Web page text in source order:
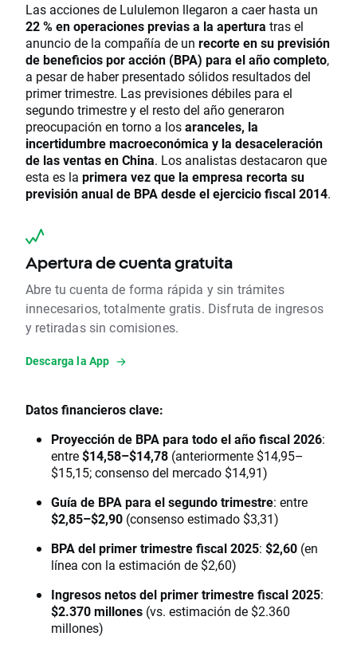
Las acciones de Lululemon llegaron a caer hasta un
22 % en operaciones previas a la apertura tras el
anuncio de la compañía de un recorte en su previsión
de beneficios por acción (BPA) para el año completo,
a pesar de haber presentado sólidos resultados del
primer trimestre. Las previsiones débiles para el
segundo trimestre y el resto del año generaron
preocupación en torno a losaranceles, la
incertidumbre macroeconómica y la desaceleración
de las ventas en China. Los analistas destacaron que
esta es la primera vez que la empresa recorta su
previsión anual de BPA desde el ejercicio fiscal 2014.
Apertura de cuenta gratuita
Abre tu cuenta de forma rápida y sin trámites
innecesarios, totalmente gratis. Disfruta de ingresos
y retiradas sin comisiones.
Descarga la App
Datos financieros clave:
Proyección de BPA para todo el año fiscal 2026:
entre$14,58–$14,78 (anteriormente $14,95–
$15,15; consenso del mercado $14,91)
Guía de BPA para el segundo trimestre: entre
$2,85–$2,90 (consenso estimado $3,31)
BPA del primer trimestre fiscal 2025: $2,60 (en
línea con la estimación de $2,60)
Ingresos netos del primer trimestre fiscal 2025:
$2.370 millones (vs. estimación de $2.360
millones)